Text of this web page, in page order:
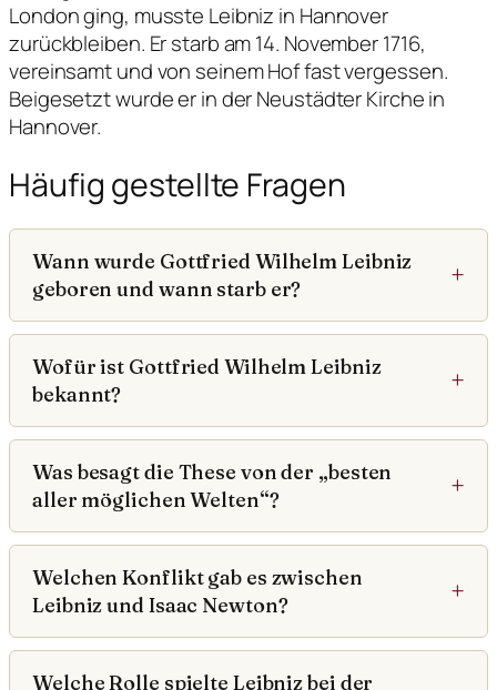
London ging, musste Leibniz in Hannover
zurückbleiben. Er starb am 14. November 1716,
vereinsamt und von seinem Hof fast vergessen.
Beigesetzt wurde er in der Neustädter Kirche in
Hannover.
Häufig gestellte Fragen
Wann wurde Gottfried Wilhelm Leibniz
geboren und wann starb er?
Wofür ist Gottfried Wilhelm Leibniz
bekannt?
Was besagt die These von der „besten
aller möglichen Welten“?
Welchen Konflikt gab es zwischen
Leibniz und Isaac Newton?
Welche Rolle spielte Leibniz bei der